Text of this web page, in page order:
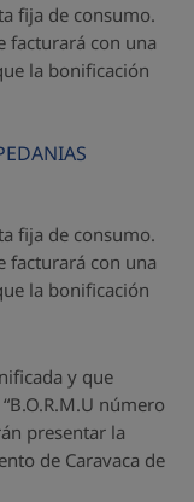
fija de consumo.
facturará con una
la bonificación
fija de consumo.
facturará con una
la bonificación
y que
número
presentar la
de Caravaca de